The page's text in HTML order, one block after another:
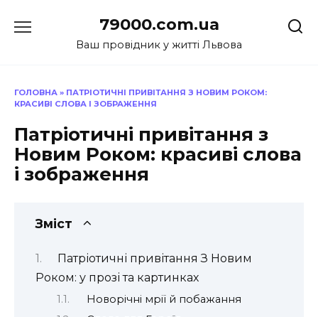
до
79000.com.ua
Ваш провідник у житті Львова
ГОЛОВНА » ПАТРІОТИЧНІ ПРИВІТАННЯ З НОВИМ РОКОМ:
КРАСИВІ СЛОВА І ЗОБРАЖЕННЯ
Патріотичні привітання з
Новим Роком: красиві слова
і зображення
Зміст
Патріотичні привітання З Новим
Роком: у прозі та картинках
Новорічні мрії й побажання